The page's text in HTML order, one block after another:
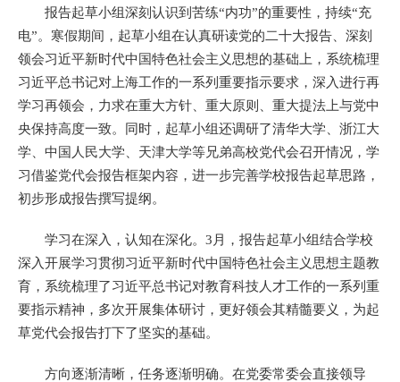
报告起草小组深刻认识到苦练“内功”的重要性，持续“充
电”。寒假期间，起草小组在认真研读党的二十大报告、深刻
领会习近平新时代中国特色社会主义思想的基础上，系统梳理
习近平总书记对上海工作的一系列重要指示要求，深入进行再
学习再领会，力求在重大方针、重大原则、重大提法上与党中
央保持高度一致。同时，起草小组还调研了清华大学、浙江大
学、中国人民大学、天津大学等兄弟高校党代会召开情况，学
习借鉴党代会报告框架内容，进一步完善学校报告起草思路，
初步形成报告撰写提纲。
学习在深入，认知在深化。3月，报告起草小组结合学校
深入开展学习贯彻习近平新时代中国特色社会主义思想主题教
育，系统梳理了习近平总书记对教育科技人才工作的一系列重
要指示精神，多次开展集体研讨，更好领会其精髓要义，为起
草党代会报告打下了坚实的基础。
方向逐渐清晰，任务逐渐明确。在党委常委会直接领导